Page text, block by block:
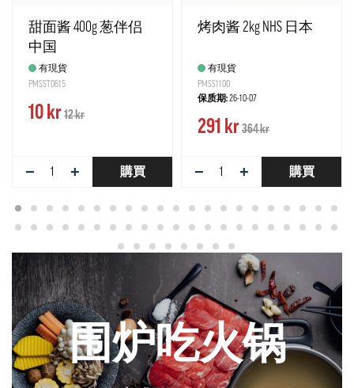
甜面酱 400g 葱伴侣
中国
有現貨
PMSST0615
10 kr12 kr
− + 購買
烤肉酱 2kg NHS 日本
有現貨
PMSS1100
保质期:26-10-07
291 kr364 kr
− + 購買
围炉吃火锅